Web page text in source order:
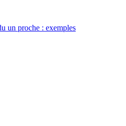
un proche : exemples